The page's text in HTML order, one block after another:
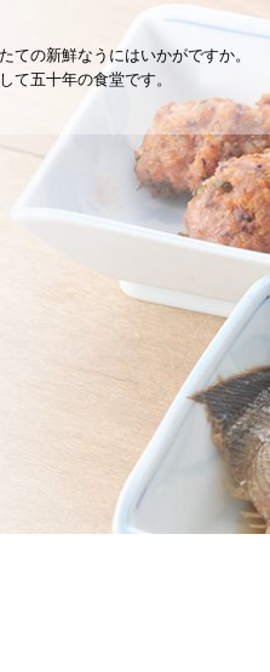
ての新鮮なうにはいかがですか。
て五十年の食堂です。